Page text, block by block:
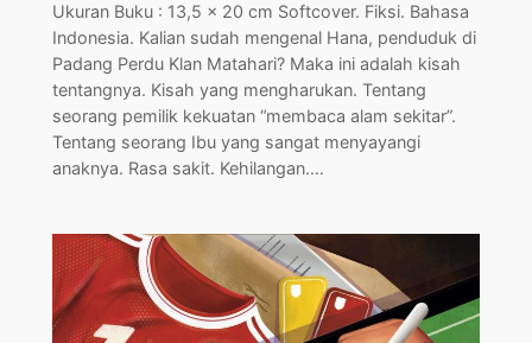
Ukuran Buku : 13,5 x 20 cm Softcover. Fiksi. Bahasa
Indonesia. Kalian sudah mengenal Hana, penduduk di
Padang Perdu Klan Matahari? Maka ini adalah kisah
tentangnya. Kisah yang mengharukan. Tentang
seorang pemilik kekuatan “membaca alam sekitar”.
Tentang seorang Ibu yang sangat menyayangi
anaknya. Rasa sakit. Kehilangan.…